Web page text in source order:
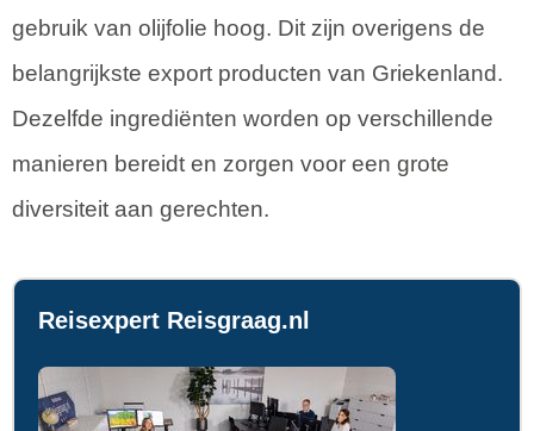
gebruik van olijfolie hoog. Dit zijn overigens de
belangrijkste export producten van Griekenland.
Dezelfde ingrediënten worden op verschillende
manieren bereidt en zorgen voor een grote
diversiteit aan gerechten.
Reisexpert Reisgraag.nl